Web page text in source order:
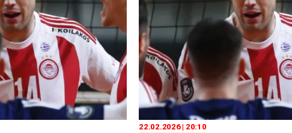
22.02.2026 | 20:10